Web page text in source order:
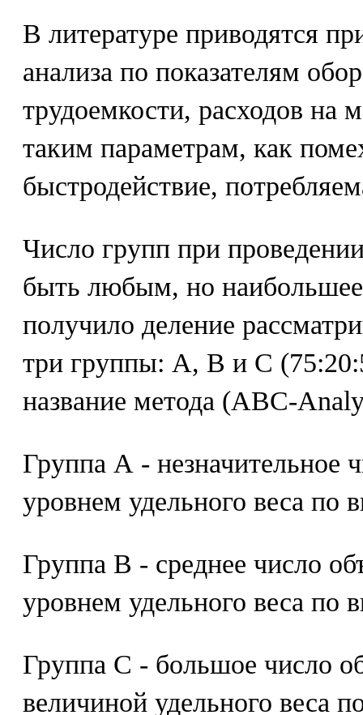
В литературе приводятся
анализа по показателям
трудоемкости, расходов на
таким параметрам, как
быстродействие,
Число групп при
быть любым, но наибольшее
получило деление
три группы: А, В и С
название метода (ABC-
Группа А - незначительное
уровнем удельного веса по
Группа В - среднее число
уровнем удельного веса по
Группа С - большое число
величиной удельного веса